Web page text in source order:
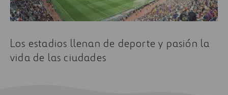
Los estadios llenan de deporte y pasión la
vida de las ciudades